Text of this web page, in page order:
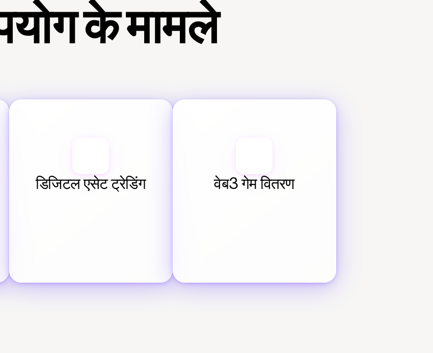
के मामले
डिजिटल एसेट ट्रेडिंग वेब3 गेम वितरण